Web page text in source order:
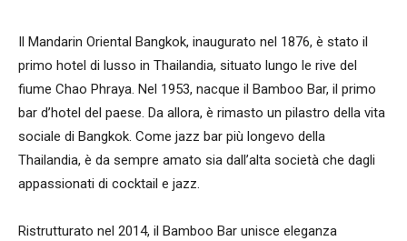
Il Mandarin Oriental Bangkok, inaugurato nel 1876, è stato il
primo hotel di lusso in Thailandia, situato lungo le rive del
fiume Chao Phraya. Nel 1953, nacque il Bamboo Bar, il primo
bar d’hotel del paese. Da allora, è rimasto un pilastro della vita
sociale di Bangkok. Come jazz bar più longevo della
Thailandia, è da sempre amato sia dall’alta società che dagli
appassionati di cocktail e jazz.
Ristrutturato nel 2014, il Bamboo Bar unisce eleganza